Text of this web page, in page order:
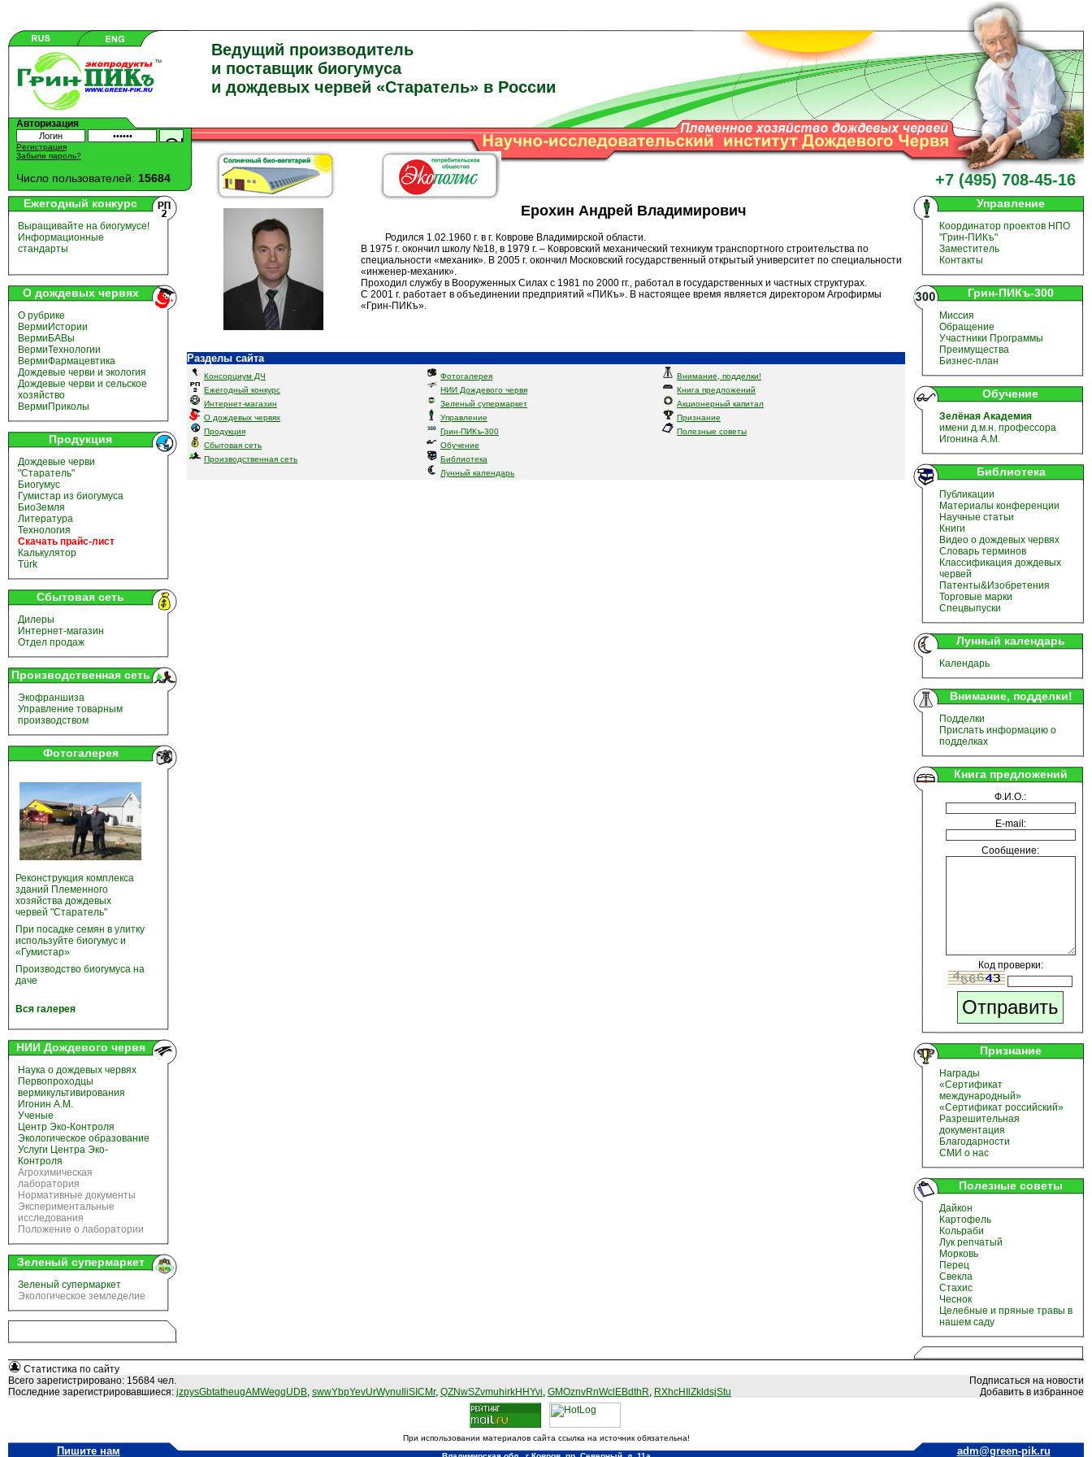
+7 (495) 708-45-16
Ведущий производитель
и поставщик биогумуса
и дождевых червей «Старатель» в России
Авторизация
Регистрация
Забыли пароль?
Число пользователей: 15684
Ежегодный конкурс
Выращивайте на биогумусе!
Информационные
стандарты
О дождевых червях
О рубрике
ВермиИстории
ВермиБАВы
ВермиТехнологии
ВермиФармацевтика
Дождевые черви и экология
Дождевые черви и сельское
хозяйство
ВермиПриколы
Продукция
Дождевые черви
"Старатель"
Биогумус
Гумистар из биогумуса
БиоЗемля
Литература
Технология
Скачать прайс-лист
Калькулятор
Türk
Сбытовая сеть
Дилеры
Интернет-магазин
Отдел продаж
Производственная сеть
Экофраншиза
Управление товарным
производством
Фотогалерея
Реконструкция комплекса
зданий Племенного
хозяйства дождевых
червей "Старатель"
При посадке семян в улитку
используйте биогумус и
«Гумистар»
Производство биогумуса на
даче
Вся галерея
НИИ Дождевого червя
Наука о дождевых червях
Первопроходцы
вермикультивирования
Игонин А.М.
Ученые
Центр Эко-Контроля
Экологическое образование
Услуги Центра Эко-
Контроля
Агрохимическая
лаборатория
Нормативные документы
Экспериментальные
исследования
Положение о лаборатории
Зеленый супермаркет
Зеленый супермаркет
Экологическое земледелие
Ерохин Андрей Владимирович
Родился 1.02.1960 г. в г. Коврове Владимирской области.
В 1975 г. окончил школу №18, в 1979 г. – Ковровский механический техникум транспортного строительства по
специальности «механик». В 2005 г. окончил Московский государственный открытый университет по специальности
«инженер-механик».
Проходил службу в Вооруженных Силах с 1981 по 2000 гг., работал в государственных и частных структурах.
С 2001 г. работает в объединении предприятий «ПИКъ». В настоящее время является директором Агрофирмы
«Грин-ПИКъ».
Разделы сайта
Консорциум ДЧ
Ежегодный конкурс
Интернет-магазин
О дождевых червях
Продукция
Сбытовая сеть
Производственная сеть
Фотогалерея
НИИ Дождевого червя
Зеленый супермаркет
Управление
Грин-ПИКъ-300
Обучение
Библиотека
Лунный календарь
Внимание, подделки!
Книга предложений
Акционерный капитал
Признание
Полезные советы
Управление
Координатор проектов НПО
"Грин-ПИКъ"
Заместитель
Контакты
Грин-ПИКъ-300
Миссия
Обращение
Участники Программы
Преимущества
Бизнес-план
Обучение
Зелёная Академия
имени д.м.н. профессора
Игонина А.М.
Библиотека
Публикации
Материалы конференции
Научные статьи
Книги
Видео о дождевых червях
Словарь терминов
Классификация дождевых
червей
Патенты&Изобретения
Торговые марки
Спецвыпуски
Лунный календарь
Календарь
Внимание, подделки!
Подделки
Прислать информацию о
подделках
Книга предложений
Ф.И.О.:
E-mail:
Сообщение:
Код проверки:
Признание
Награды
«Сертификат
международный»
«Сертификат российский»
Разрешительная
документация
Благодарности
СМИ о нас
Полезные советы
Дайкон
Картофель
Кольраби
Лук репчатый
Морковь
Перец
Свекла
Стахис
Чеснок
Целебные и пряные травы в
нашем саду
Статистика по сайту
Всего зарегистрировано: 15684 чел.
Подписаться на новости
Последние зарегистрировавшиеся: jzpysGbtatheugAMWegqUDB, swwYbpYevUrWynuIliSICMr, QZNwSZvmuhirkHHYvi, GMOznvRnWclEBdthR, RXhcHIlZkldsjStu Добавить в избранное
При использовании материалов сайта ссылка на источник обязательна!
Пишите нам adm@green-pik.ru